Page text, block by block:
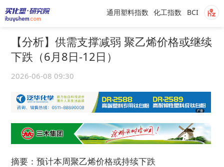
BCI
化工指数
通用塑料指数
【分析】供需支撑减弱 聚乙烯价格或继续
下跌（6月8日-12日）
2026-06-08 09:30
摘要：预计本周聚乙烯价格或持续下跌